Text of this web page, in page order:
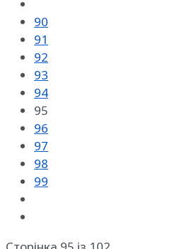
90
91
92
93
94
95
96
97
98
99